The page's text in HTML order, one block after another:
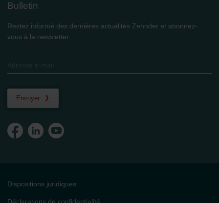
Bulletin
Restez informé des dernières actualités Zehnder et abonnez-
vous à la newsletter.
Envoyer
Dispositions juridiques
Déclarations de confidentialité